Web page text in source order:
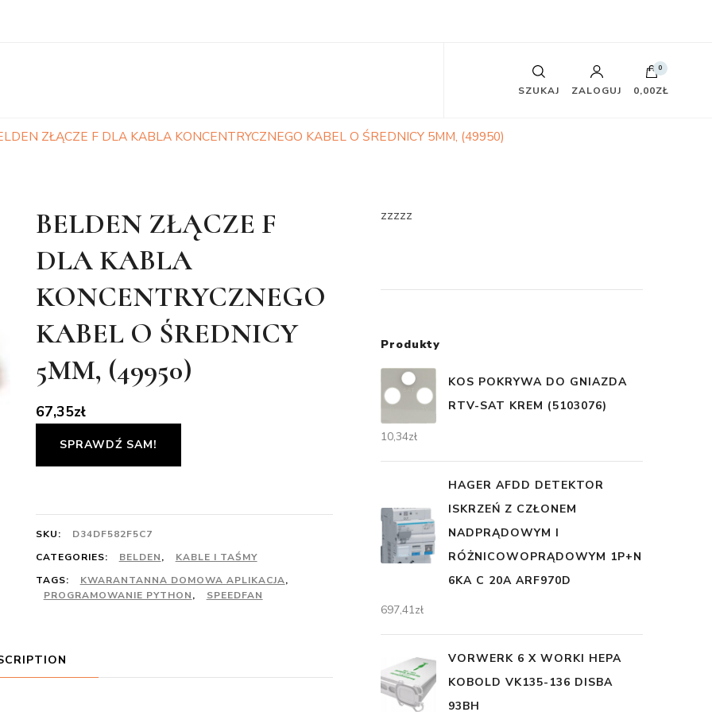
SZUKAJ ZALOGUJ
0
0,00ZŁ
ZŁĄCZE F DLA KABLA KONCENTRYCZNEGO KABEL O ŚREDNICY 5MM, (49950)
BELDEN ZŁĄCZE F
DLA KABLA
KONCENTRYCZNEGO
KABEL O ŚREDNICY
5MM, (49950)
67,35zł
SPRAWDŹ SAM!
SKU:
D34DF582F5C7
CATEGORIES:
BELDEN,
KABLE I TAŚMY
TAGS:
KWARANTANNA DOMOWA APLIKACJA,
PROGRAMOWANIE PYTHON, SPEEDFAN
zzzzz
Produkty
KOS POKRYWA DO GNIAZDA
RTV-SAT KREM (5103076)
10,34zł
HAGER AFDD DETEKTOR
ISKRZEŃ Z CZŁONEM
NADPRĄDOWYM I
RÓŻNICOWOPRĄDOWYM 1P+N
6KA C 20A ARF970D
697,41zł
VORWERK 6 X WORKI HEPA
KOBOLD VK135-136 DISBA
93BH